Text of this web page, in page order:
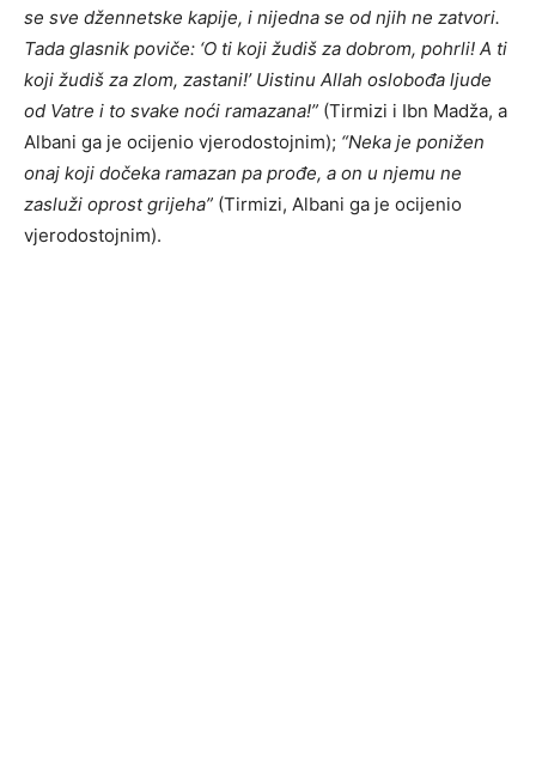
se sve džennetske kapije, i nijedna se od njih ne zatvori.
Tada glasnik poviče: ‘O ti koji žudiš za dobrom, pohrli! A ti
koji žudiš za zlom, zastani!’ Uistinu Allah oslobođa ljude
od Vatre i to svake noći ramazana!” (Tirmizi i Ibn Madža, a
Albani ga je ocijenio vjerodostojnim); “Neka je ponižen
onaj koji dočeka ramazan pa prođe, a on u njemu ne
zasluži oprost grijeha” (Tirmizi, Albani ga je ocijenio
vjerodostojnim).